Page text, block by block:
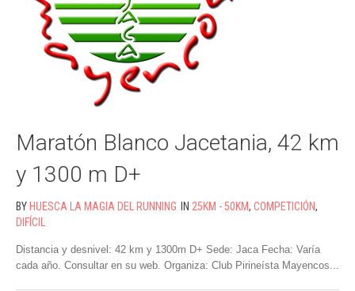
Maratón Blanco Jacetania, 42 km
y 1300 m D+
BY HUESCA LA MAGIA DEL RUNNING IN 25KM - 50KM, COMPETICIÓN,
DIFÍCIL
Distancia y desnivel: 42 km y 1300m D+ Sede: Jaca Fecha: Varía
cada año. Consultar en su web. Organiza: Club Pirineísta Mayencos...